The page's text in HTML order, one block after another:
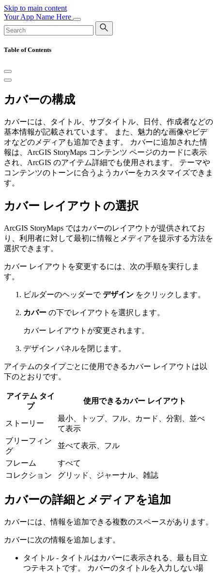
Skip to main content
Your App Name Here
Table of Contents
カバーの構成
カバーには、タイトル、サブタイトル、日付、作成者などの
基本情報が記載されています。 また、魅力的な画像やビデ
オなどのメディアも追加できます。 カバーに追加された情
報は、ArcGIS StoryMaps コンテンツ ページのカードに表示
され、ArcGIS のアイテム詳細でも使用されます。 テーマや
コンテンツのトーンに合うようカバーをカスタマイズできま
す。
カバー レイアウトの選択
ArcGIS StoryMaps ではカバーのレイアウトが提供されてお
り、利用者に対して最初に情報とメディアを提示する方法を
選択できます。
カバー レイアウトを変更するには、次の手順を実行しま
す。
ビルダーのヘッダーでデザイン をクリックします。
カバー の下でレイアウトを選択します。
カバー レイアウトが変更されます。
デザイン パネルを閉じます。
アイテムのタイプごとに使用できるカバー レイアウトは以
下のとおりです。
アイテム タイ
プ
使用できるカバー レイアウト
ストーリー
最小、トップ、フル、カード、分割、並べ
て表示
ブリーフィン
グ
並べて表示、フル
フレーム
すべて
コレクション
グリッド、ジャーナル、雑誌
カバーの詳細とメディアを追加
カバーには、情報を追加できる複数のスペースがあります。
カバーに次の情報を追加します。
タイトル - タイトルはカバーに表示される、最も目立
つテキストです。 カバーのタイトルを入力しない場